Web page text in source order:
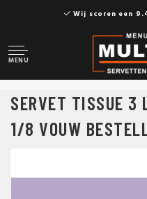
Wij scoren een
MENU
SERVET TISSUE
1/8 VOUW